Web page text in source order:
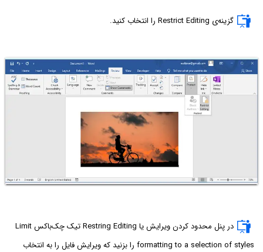
گزینه‌ی Restrict Editing را انتخاب کنید.
در پنل محدود کردن ویرایش یا Restring Editing تیک چک‌باکس Limit
formatting to a selection of styles را بزنید که ویرایش فایل را به انتخاب